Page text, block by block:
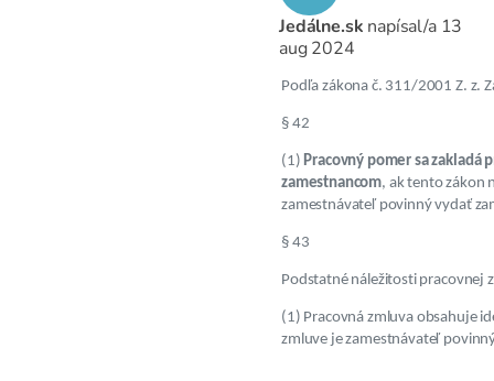
Jedálne.sk napísal/a 13
aug 2024
Podľa zákona č. 311/2001 Z. z.
§ 42
(1) Pracovný pomer sa
zamestnancom, ak tento zákon
zamestnávateľ povinný vydať
§ 43
Podstatné náležitosti pracovnej
(1) Pracovná zmluva obsahuje
zmluve je zamestnávateľ